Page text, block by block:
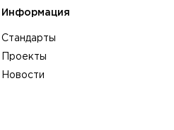
Информация
Стандарты
Проекты
Новости